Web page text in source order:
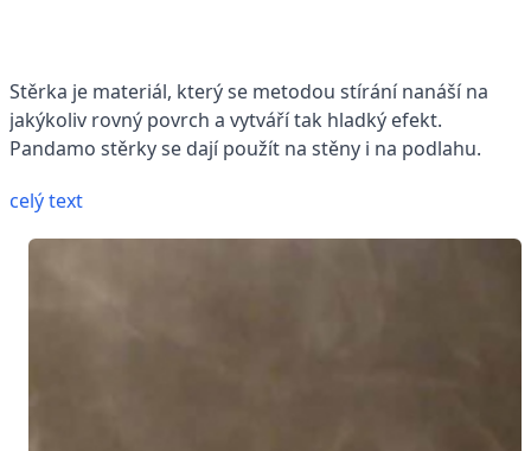
Stěrka je materiál, který se metodou stírání nanáší na
jakýkoliv rovný povrch a vytváří tak hladký efekt.
Pandamo stěrky se dají použít na stěny i na podlahu.
celý text